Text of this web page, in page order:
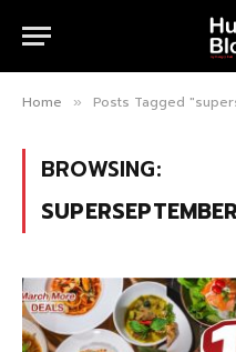
Home » Posts Tagged
BROWSING: